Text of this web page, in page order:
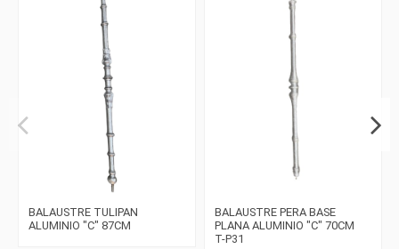
BALAUSTRE TULIPAN
ALUMINIO "C" 87CM
BALAUSTRE PERA BASE
PLANA ALUMINIO "C" 70CM
T-P31